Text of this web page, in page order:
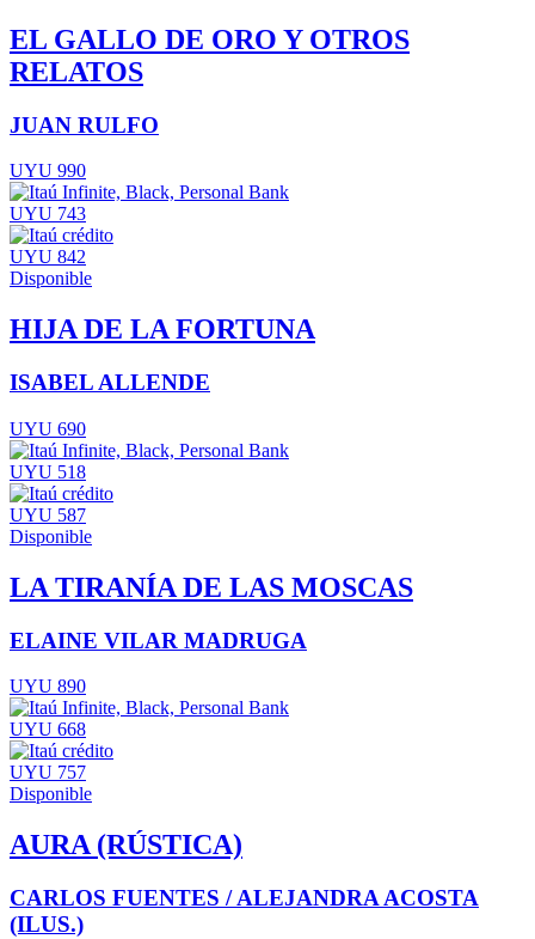
EL GALLO DE ORO Y OTROS
RELATOS
JUAN RULFO
UYU 990
UYU 743
UYU 842
Disponible
HIJA DE LA FORTUNA
ISABEL ALLENDE
UYU 690
UYU 518
UYU 587
Disponible
LA TIRANÍA DE LAS MOSCAS
ELAINE VILAR MADRUGA
UYU 890
UYU 668
UYU 757
Disponible
AURA (RÚSTICA)
CARLOS FUENTES / ALEJANDRA ACOSTA
(ILUS.)